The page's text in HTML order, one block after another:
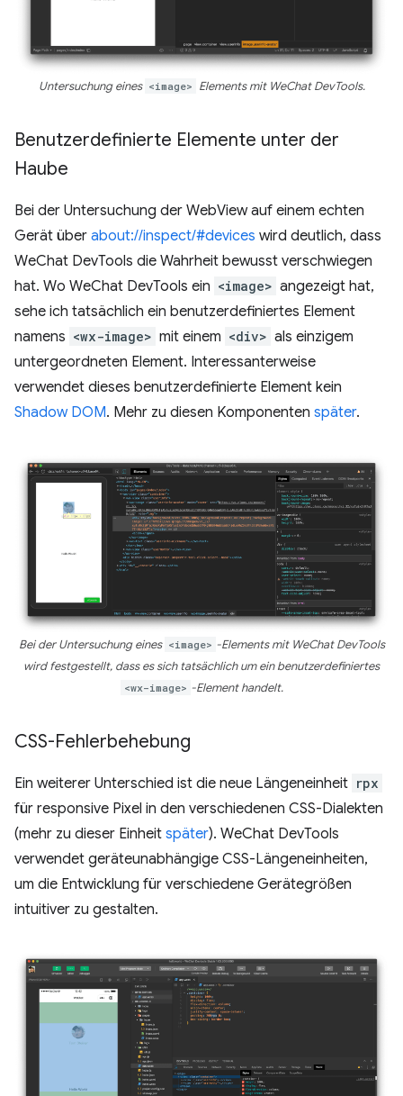
Untersuchung eines <image> Elements mit WeChat DevTools.
Benutzerdefinierte Elemente unter der
Haube
Bei der Untersuchung der WebView auf einem echten
Gerät über about://inspect/#devices wird deutlich, dass
WeChat DevTools die Wahrheit bewusst verschwiegen
hat. Wo WeChat DevTools ein <image> angezeigt hat,
sehe ich tatsächlich ein benutzerdefiniertes Element
namens <wx-image> mit einem <div> als einzigem
untergeordneten Element. Interessanterweise
verwendet dieses benutzerdefinierte Element kein
Shadow DOM. Mehr zu diesen Komponenten später.
Bei der Untersuchung eines <image> -Elements mit WeChat DevTools
wird festgestellt, dass es sich tatsächlich um ein benutzerdefiniertes
<wx-image> -Element handelt.
CSS-Fehlerbehebung
Ein weiterer Unterschied ist die neue Längeneinheit rpx
für responsive Pixel in den verschiedenen CSS-Dialekten
(mehr zu dieser Einheit später). WeChat DevTools
verwendet geräteunabhängige CSS-Längeneinheiten,
um die Entwicklung für verschiedene Gerätegrößen
intuitiver zu gestalten.